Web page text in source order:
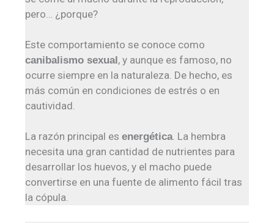
pero… ¿porque?
Este comportamiento se conoce como
canibalismo sexual, y aunque es famoso, no
ocurre siempre en la naturaleza. De hecho, es
más común en condiciones de estrés o en
cautividad.
La razón principal esenergética. La hembra
necesita una gran cantidad de nutrientes para
desarrollar los huevos, y el macho puede
convertirse en una fuente de alimento fácil tras
la cópula.